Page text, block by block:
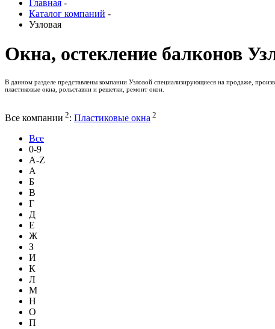
Главная -
Каталог компаний -
Узловая
Окна, остекление балконов
В данном разделе представлены компании Узловой специализирующиеся на продаже,
пластиковые окна, рольставни и решетки, ремонт окон.
Все компании 2: Пластиковые окна 2
Все
0-9
A-Z
А
Б
В
Г
Д
Е
Ж
З
И
К
Л
М
Н
О
П